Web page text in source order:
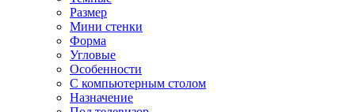
Размер
Мини стенки
Форма
Угловые
Особенности
С компьютерным столом
Назначение